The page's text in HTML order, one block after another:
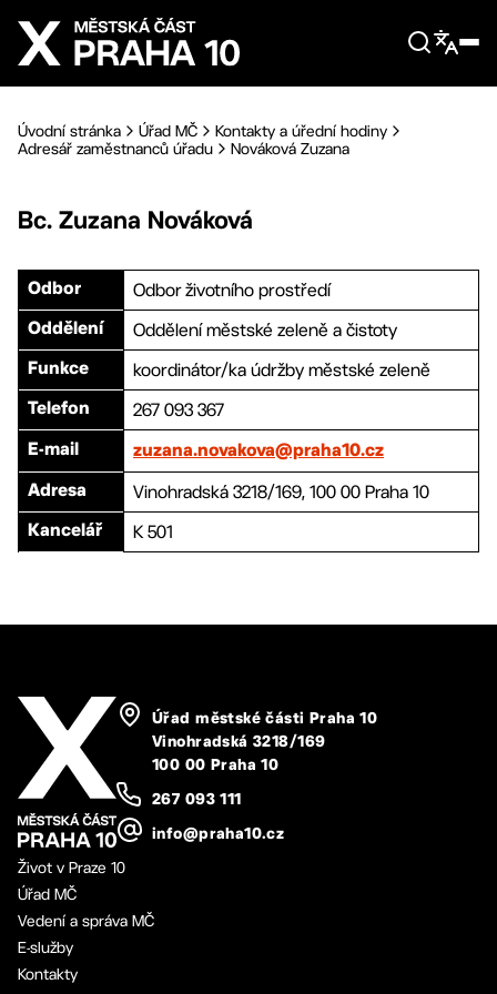
Přejít na hlavní obsah
Úvodní stránka Úřad MČ
Kontakty a úřední hodiny
Adresář zaměstnanců úřadu
Nováková Zuzana
Bc. Zuzana Nováková
Odbor Odbor životního prostředí
Oddělení Oddělení městské zeleně a čistoty
Funkce koordinátor/ka údržby městské zeleně
Telefon 267 093 367
E-mail zuzana.novakova@praha10.cz
Adresa Vinohradská 3218/169, 100 00 Praha 10
Kancelář K 501
Úřad městské části Praha 10
Vinohradská 3218/169
100 00 Praha 10
267 093 111
info@praha10.cz
Život v Praze 10
Úřad MČ
Vedení a správa MČ
E-služby
Kontakty